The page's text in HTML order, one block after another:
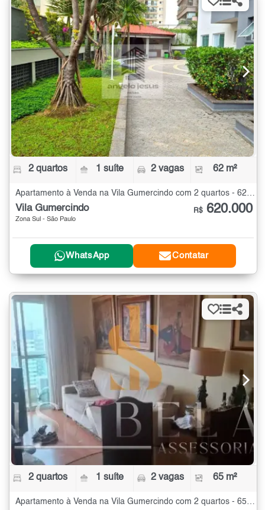
2 quartos 1 suíte 2 vagas 62 m²
Vila Gumercindo
Zona Sul - São Paulo
R$ 620.000
WhatsApp Contatar
2 quartos 1 suíte 2 vagas 65 m²
Apartamento à Venda na Vila Gumercindo com 2 quartos - 65 m²